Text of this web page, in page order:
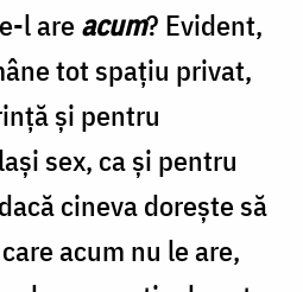
l areacum? Evident,
tot spaţiu privat,
şi pentru
sex, ca şi pentru
cineva doreşte să
acum nu le are,